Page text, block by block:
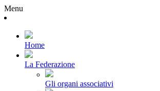
Menu
Home
La Federazione
Gli organi associativi